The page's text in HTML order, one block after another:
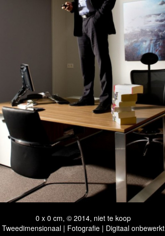
0 x 0 cm, © 2014, niet te koop
Tweedimensionaal | Fotografie | Digitaal onbewerkt